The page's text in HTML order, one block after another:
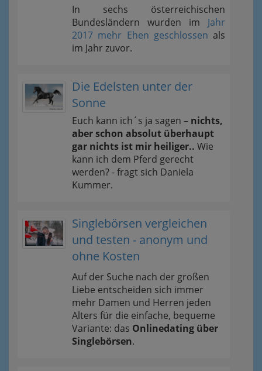
In sechs österreichischen
Bundesländern wurden im Jahr
2017 mehr Ehen geschlossen als
im Jahr zuvor.
Die Edelsten unter der
Sonne
Euch kann ich´s ja sagen – nichts,
aber schon absolut überhaupt
gar nichts ist mir heiliger.. Wie
kann ich dem Pferd gerecht
werden? - fragt sich Daniela
Kummer.
Singlebörsen vergleichen
und testen - anonym und
ohne Kosten
Auf der Suche nach der großen
Liebe entscheiden sich immer
mehr Damen und Herren jeden
Alters für die einfache, bequeme
Variante: das Onlinedating über
Singlebörsen.